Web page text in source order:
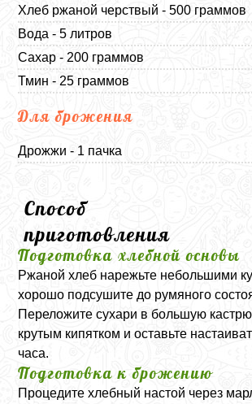
Хлеб ржаной черствый - 500 граммов
Вода - 5 литров
Сахар - 200 граммов
Тмин - 25 граммов
Для брожения
Дрожжи - 1 пачка
Способ
приготовления
Подготовка хлебной основы
Ржаной хлеб нарежьте небольшими
хорошо подсушите до румяного
Переложите сухари в большую
крутым кипятком и оставьте
часа.
Подготовка к брожению
Процедите хлебный настой через